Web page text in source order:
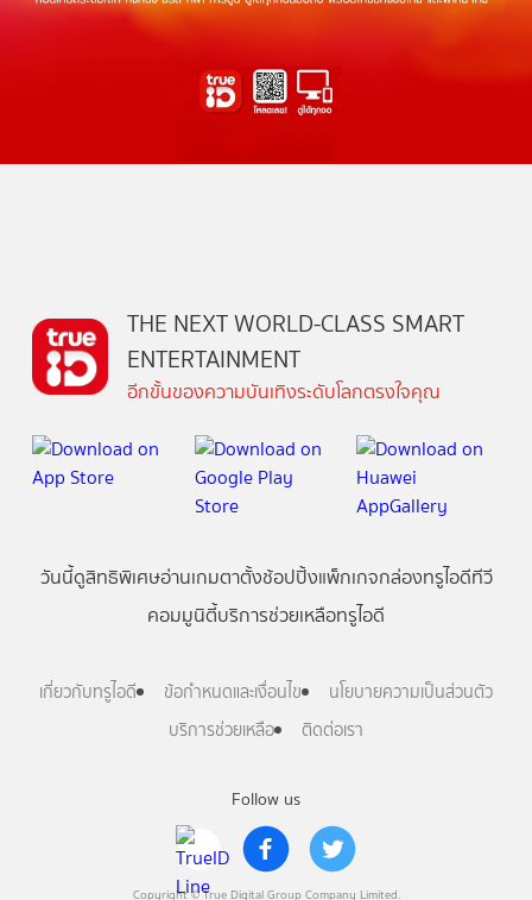
Follow us
Copyright © True Digital Group Company Limited.
THE NEXT WORLD-CLASS SMART
ENTERTAINMENT
อีกขั้นของความบันเทิงระดับโลกตรงใจคุณ
วันนี้ดูสิทธิพิเศษอ่านเกมตาตั้งช้อปปิ้งแพ็กเกจกล่องทรูไอดีทีวี
คอมมูนิตี้บริการช่วยเหลือทรูไอดี
เกี่ยวกับทรูไอดี ข้อกำหนดและเงื่อนไข
นโยบายความเป็นส่วนตัว
บริการช่วยเหลือ
ติดต่อเรา